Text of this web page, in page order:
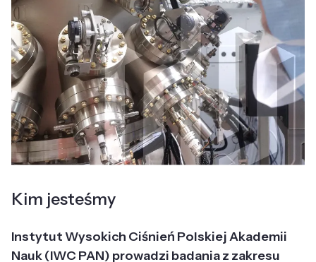
Kim jesteśmy
Instytut Wysokich Ciśnień Polskiej Akademii
Nauk (IWC PAN) prowadzi badania z zakresu